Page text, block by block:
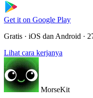
Get it on Google Play
Gratis · iOS dan Android ·
Lihat cara kerjanya
MorseKit